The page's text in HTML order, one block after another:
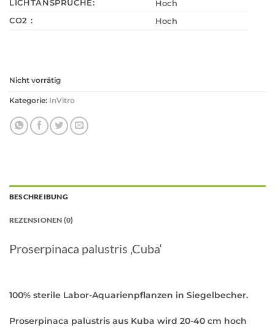
LICHTANSPRÜCHE:
Hoch
CO2 :
Hoch
Nicht vorrätig
Kategorie: InVitro
BESCHREIBUNG
REZENSIONEN (0)
Proserpinaca palustris ‚Cuba‘
100% sterile Labor-Aquarienpflanzen in Siegelbecher.
Proserpinaca palustris aus Kuba wird 20-40 cm hoch